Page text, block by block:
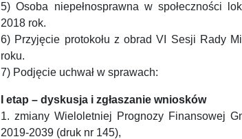
5) Osoba niepełnosprawna w społeczności
2018 rok.
6) Przyjęcie protokołu z obrad VI Sesji Rady
roku.
7) Podjęcie uchwał w sprawach:
I etap – dyskusja i zgłaszanie wniosków
1. zmiany Wieloletniej Prognozy Finansowej
2019-2039 (druk nr 145),